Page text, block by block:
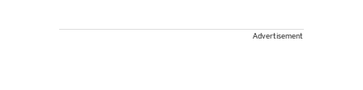
Advertisement